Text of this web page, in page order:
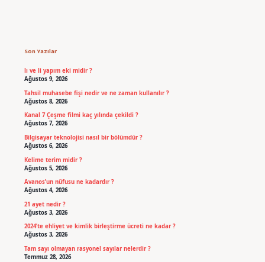
Son Yazılar
lı ve li yapım eki midir ?
Ağustos 9, 2026
Tahsil muhasebe fişi nedir ve ne zaman kullanılır ?
Ağustos 8, 2026
Kanal 7 Çeşme filmi kaç yılında çekildi ?
Ağustos 7, 2026
Bilgisayar teknolojisi nasıl bir bölümdür ?
Ağustos 6, 2026
Kelime terim midir ?
Ağustos 5, 2026
Avanos’un nüfusu ne kadardır ?
Ağustos 4, 2026
21 ayet nedir ?
Ağustos 3, 2026
2024’te ehliyet ve kimlik birleştirme ücreti ne kadar ?
Ağustos 3, 2026
Tam sayı olmayan rasyonel sayılar nelerdir ?
Temmuz 28, 2026